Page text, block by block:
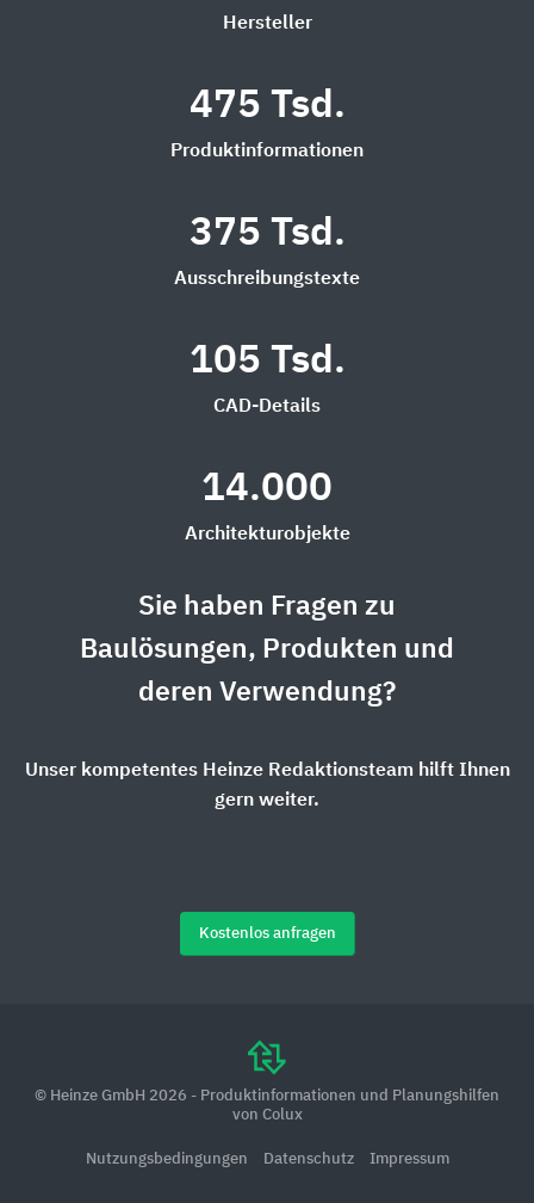
Hersteller
475 Tsd.
Produktinformationen
375 Tsd.
Ausschreibungstexte
105 Tsd.
CAD-Details
14.000
Architekturobjekte
Sie haben Fragen zu
Baulösungen, Produkten und
deren Verwendung?
Unser kompetentes Heinze Redaktionsteam hilft Ihnen
gern weiter.
Kostenlos anfragen
© Heinze GmbH 2026 - Produktinformationen und Planungshilfen
von Colux
Nutzungsbedingungen Datenschutz Impressum